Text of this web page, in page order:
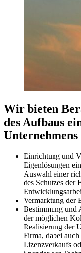
Wir bieten
des Aufbaus
Einrichtung und
Eigenlösungen
Auswahl einer
des Schutzes der
Vermarktung der
Bestimmung und
der möglichen
Realisierung der
Firma, dabei
Lizenzverkaufs